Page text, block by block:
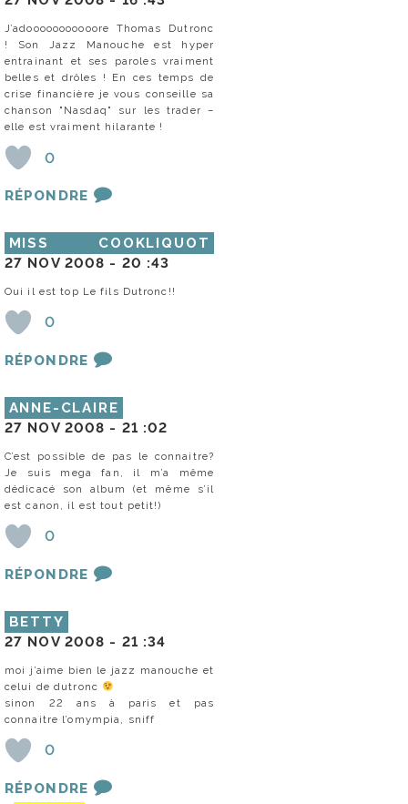
J’adooooooooooore Thomas Dutronc
! Son Jazz Manouche est hyper
entrainant et ses paroles vraiment
belles et drôles ! En ces temps de
crise financière je vous conseille sa
chanson "Nasdaq" sur les trader –
elle est vraiment hilarante !
0
RÉPONDRE
MISS COOKLIQUOT
27 NOV 2008 - 20 :43
Oui il est top Le fils Dutronc!!
0
RÉPONDRE
ANNE-CLAIRE
27 NOV 2008 - 21 :02
C’est possible de pas le connaitre?
Je suis mega fan, il m’a même
dédicacé son album (et même s’il
est canon, il est tout petit!)
0
RÉPONDRE
BETTY
27 NOV 2008 - 21 :34
moi j’aime bien le jazz manouche et
celui de dutronc
sinon 22 ans à paris et pas
connaitre l’omympia, sniff
0
RÉPONDRE